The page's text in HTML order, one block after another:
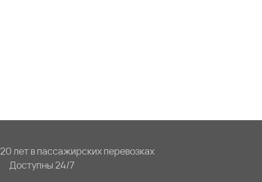
20 лет в пассажирских перевозках
Доступны 24/7